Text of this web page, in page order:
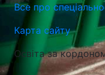
Все про
Карта сайту
Освіта за